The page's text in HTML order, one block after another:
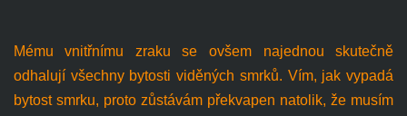
Mému vnitřnímu zraku se ovšem najednou skutečně
odhalují všechny bytosti viděných smrků. Vím, jak vypadá
bytost smrku, proto zůstávám překvapen natolik, že musím